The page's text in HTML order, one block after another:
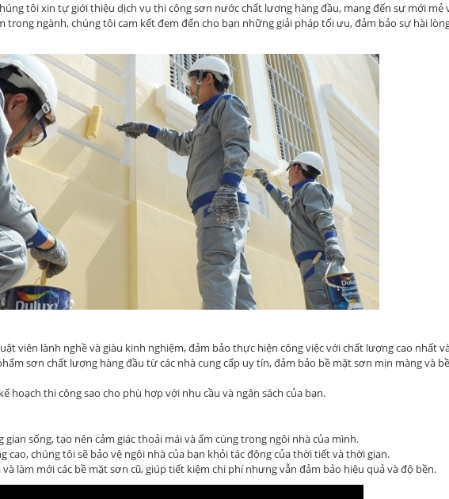
tôi xin tự giới thiệu dịch vụ thi công sơn nước chất lượng hàng đầu, mang đến sự mới mẻ
trong ngành, chúng tôi cam kết đem đến cho bạn những giải pháp tối ưu, đảm bảo sự hài
viên lành nghề và giàu kinh nghiệm, đảm bảo thực hiện công việc với chất lượng cao nhất
sơn chất lượng hàng đầu từ các nhà cung cấp uy tín, đảm bảo bề mặt sơn mịn màng và
hoạch thi công sao cho phù hợp với nhu cầu và ngân sách của bạn.
sống, tạo nên cảm giác thoải mái và ấm cúng trong ngôi nhà của mình.
cao, chúng tôi sẽ bảo vệ ngôi nhà của bạn khỏi tác động của thời tiết và thời gian.
làm mới các bề mặt sơn cũ, giúp tiết kiệm chi phí nhưng vẫn đảm bảo hiệu quả và độ bền.